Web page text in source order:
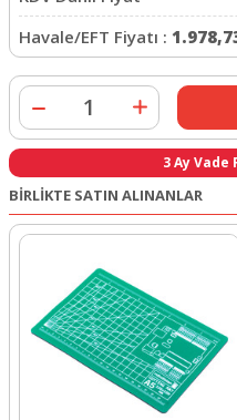
Havale/EFT Fiyatı :
3 Ay Vade
BİRLİKTE SATIN ALINANLAR